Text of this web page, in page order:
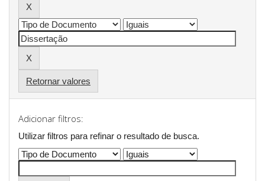
Retornar valores
Adicionar filtros:
Utilizar filtros para refinar o resultado de busca.